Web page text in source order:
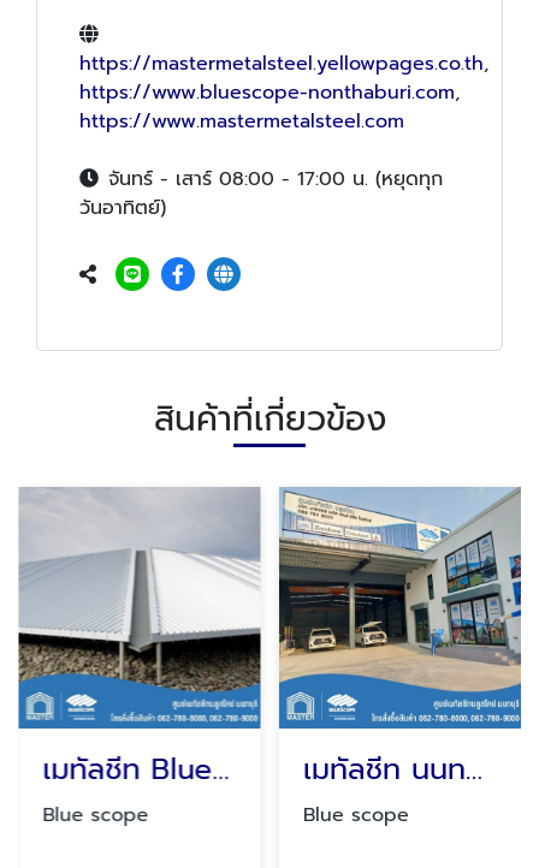
https://mastermetalsteel.yellowpages.co.th,
https://www.bluescope-nonthaburi.com,
https://www.mastermetalsteel.com
จันทร์ - เสาร์ 08:00 - 17:00 น. (หยุดทุก
วันอาทิตย์)
สินค้าที่เกี่ยวข้อง
เมทัลชีท BlueScope zacs ราคา
Blue scope
เมทัลชีท นนทบุรี
Blue scope